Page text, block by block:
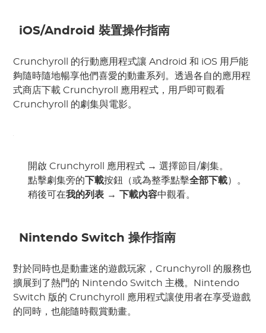
iOS/Android 裝置操作指南
Crunchyroll 的行動應用程式讓 Android 和 iOS 用戶能
夠隨時隨地暢享他們喜愛的動畫系列。透過各自的應用程
式商店下載 Crunchyroll 應用程式，用戶即可觀看
Crunchyroll 的劇集與電影。
開啟 Crunchyroll 應用程式 → 選擇節目/劇集。
點擊劇集旁的 下載按鈕（或為整季點擊全部下載）。
稍後可在我的列表 → 下載內容中觀看。
Nintendo Switch 操作指南
對於同時也是動畫迷的遊戲玩家，Crunchyroll 的服務也
擴展到了熱門的 Nintendo Switch 主機。Nintendo
Switch 版的 Crunchyroll 應用程式讓使用者在享受遊戲
的同時，也能隨時觀賞動畫。